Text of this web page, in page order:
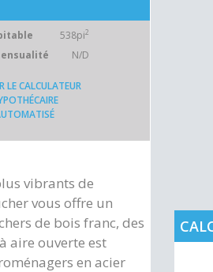
538pi2
N/D
LE CALCULATEUR
vibrants de
vous offre un
de bois franc, des
aire ouverte est
en acier